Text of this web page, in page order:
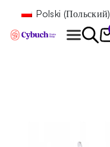
Polski (Польский)